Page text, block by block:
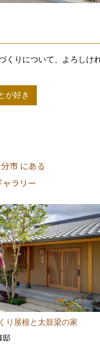
くりについて、よろしけ
が好き
市 にある
ラリー
り屋根と太鼓梁の家
邸